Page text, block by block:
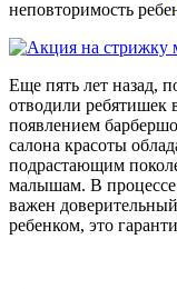
неповторимость
Еще пять лет назад,
отводили ребятишек
появлением
салона красоты
подрастающим
малышам. В
важен
ребенком, это